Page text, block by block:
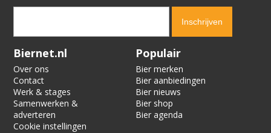
Verification code:
Biernet.nl
Over ons
Contact
Werk & stages
Samenwerken &
adverteren
Cookie instellingen
Populair
Bier merken
Bier aanbiedingen
Bier nieuws
Bier shop
Bier agenda